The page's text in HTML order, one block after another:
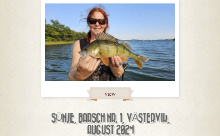
view
SÜNJE, BARSCH NR. 1, VÄSTERVIK,
AUGUST 2024